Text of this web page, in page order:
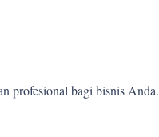
profesional bagi bisnis Anda.